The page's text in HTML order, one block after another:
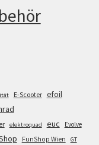
E-Scooter efoil
elektroquad euc
Evolve
FunShop Wien GT